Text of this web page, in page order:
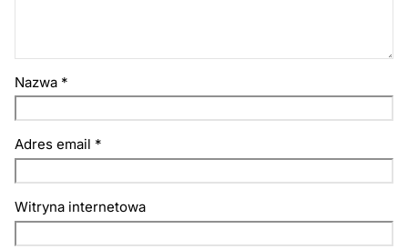
Nazwa *
Adres email *
Witryna internetowa